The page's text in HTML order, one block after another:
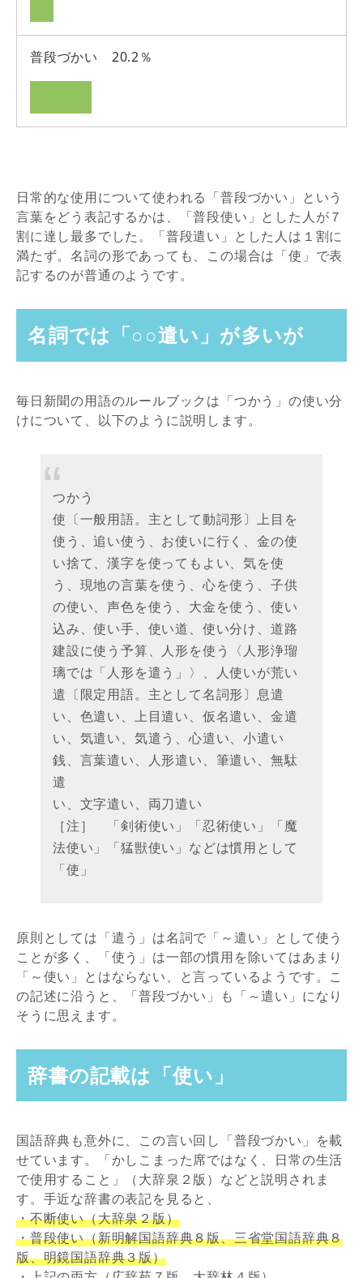
普段づかい 20.2％
日常的な使用について使われる「普段づかい」という
言葉をどう表記するかは、「普段使い」とした人が７
割に達し最多でした。「普段遣い」とした人は１割に
満たず。名詞の形であっても、この場合は「使」で表
記するのが普通のようです。
名詞では「○○遣い」が多いが
毎日新聞の用語のルールブックは「つかう」の使い分
けについて、以下のように説明します。
つかう
使〔一般用語。主として動詞形〕上目を
使う、追い使う、お使いに行く、金の使
い捨て、漢字を使ってもよい、気を使
う、現地の言葉を使う、心を使う、子供
の使い、声色を使う、大金を使う、使い
込み、使い手、使い道、使い分け、道路
建設に使う予算、人形を使う〈人形浄瑠
璃では「人形を遣う」〉、人使いが荒い
遣〔限定用語。主として名詞形〕息遣
い、色遣い、上目遣い、仮名遣い、金遣
い、気遣い、気遣う、心遣い、小遣い
銭、言葉遣い、人形遣い、筆遣い、無駄
遣
い、文字遣い、両刀遣い
［注］ 「剣術使い」「忍術使い」「魔
法使い」「猛獣使い」などは慣用として
「使」
原則としては「遣う」は名詞で「～遣い」として使う
ことが多く、「使う」は一部の慣用を除いてはあまり
「～使い」とはならない、と言っているようです。こ
の記述に沿うと、「普段づかい」も「～遣い」になり
そうに思えます。
辞書の記載は「使い」
国語辞典も意外に、この言い回し「普段づかい」を載
せています。「かしこまった席ではなく、日常の生活
で使用すること」（大辞泉２版）などと説明されま
す。手近な辞書の表記を見ると、
・不断使い（大辞泉２版）
・普段使い（新明解国語辞典８版、三省堂国語辞典８
版、明鏡国語辞典３版）